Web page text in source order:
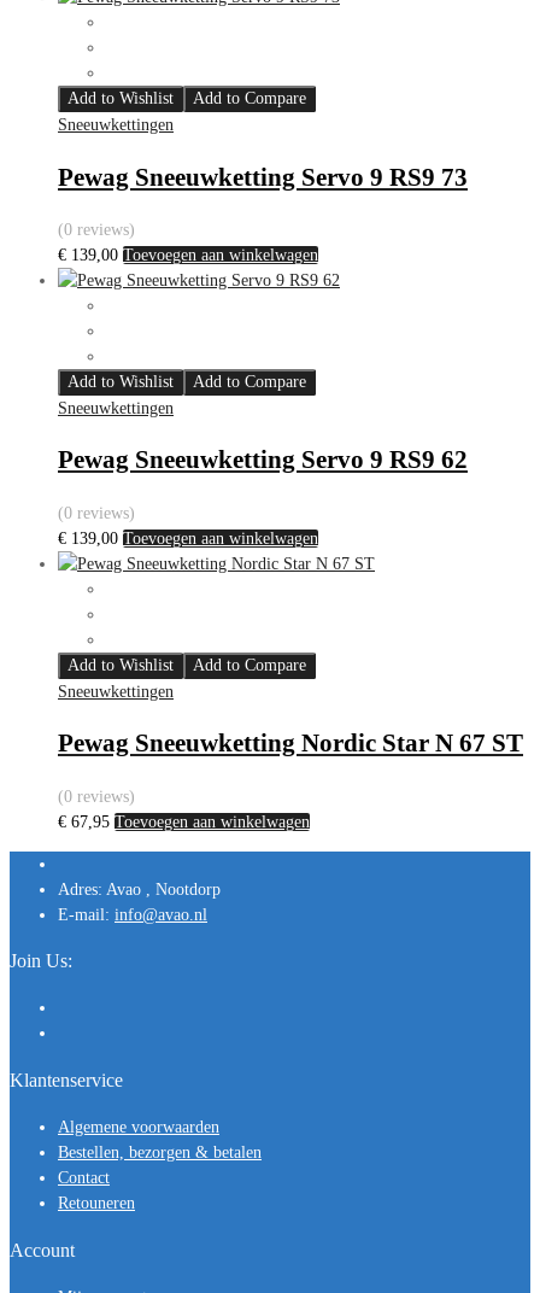
Add to Wishlist
Add to Compare
Sneeuwkettingen
Pewag Sneeuwketting Servo 9 RS9 73
(0 reviews)
€ 139,00 Toevoegen aan winkelwagen
Add to Wishlist
Add to Compare
Sneeuwkettingen
Pewag Sneeuwketting Servo 9 RS9 62
(0 reviews)
€ 139,00 Toevoegen aan winkelwagen
Add to Wishlist
Add to Compare
Sneeuwkettingen
Pewag Sneeuwketting Nordic Star N 67 ST
(0 reviews)
€ 67,95 Toevoegen aan winkelwagen
Adres: Avao , Nootdorp
E-mail: info@avao.nl
Join Us:
Klantenservice
Algemene voorwaarden
Bestellen, bezorgen & betalen
Contact
Retouneren
Account